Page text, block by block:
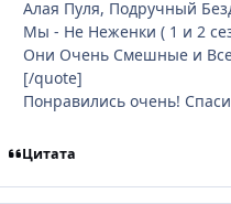
Алая Пуля, Подручный
Мы - Не Неженки ( 1 и 2
Они Очень Смешные и
[/quote]
Понравились очень!
Цитата